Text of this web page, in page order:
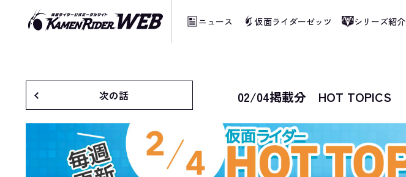
ニュース 仮面ライダーゼッツ シリーズ紹介
次の話 02/04掲載分 HOT TOPICS